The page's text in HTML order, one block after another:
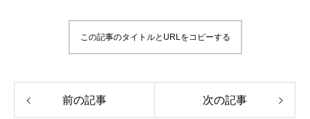
この記事のタイトルとURLをコピーする
前の記事 次の記事